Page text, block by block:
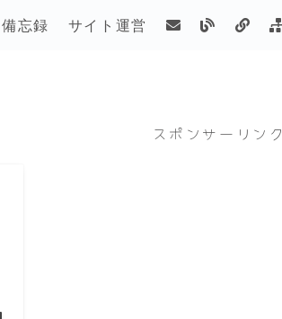
備忘録 サイト運営
スポンサーリンク